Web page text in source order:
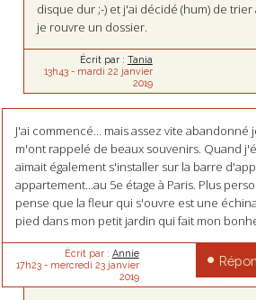
disque dur ;-) et j'ai décidé (hum) de
je rouvre un dossier.
Écrit par : Tania
13h43- mardi 22 janvier
2019
J'ai commencé... mais assez vite abandonné
m'ont rappelé de beaux souvenirs. Quand
aimait également s'installer sur la barre
appartement...au 5e étage à Paris. Plus
pense que la fleur qui s'ouvre est une
pied dans mon petit jardin qui fait mon
Écrit par : Annie
17h23- mercredi 23 janvier
2019